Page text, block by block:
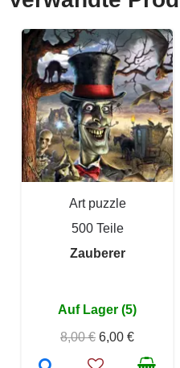
Art puzzle
500 Teile
Zauberer
Auf Lager (5)
8,00 € 6,00 €